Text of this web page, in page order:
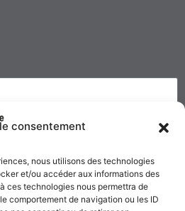
consentement
nous utilisons des technologies
et/ou accéder aux informations des
ces technologies nous permettra de
comportement de navigation ou les ID